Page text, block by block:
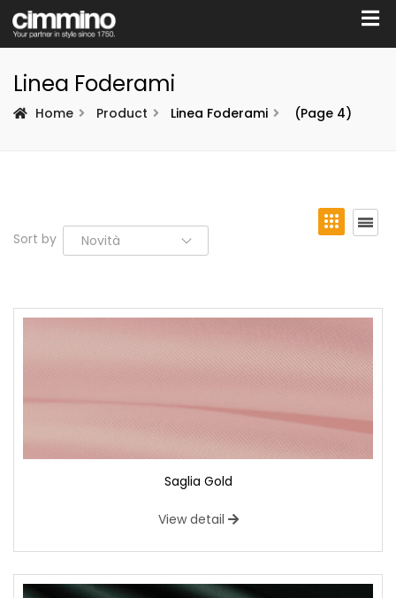
Linea Foderami
Home Product Linea Foderami (Page 4)
Sort by
Saglia Gold
View detail